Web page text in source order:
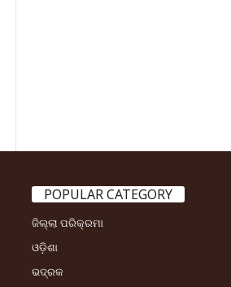
POPULAR CATEGORY
ଜିଲ୍ଲା ପରିକ୍ରମା
ଓଡ଼ିଶା
ଭଦ୍ରକ